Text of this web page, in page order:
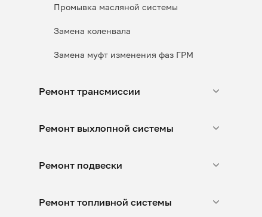
Промывка масляной системы
Замена коленвала
Замена муфт изменения фаз ГРМ
Ремонт трансмиссии
Ремонт выхлопной системы
Ремонт подвески
Ремонт топливной системы